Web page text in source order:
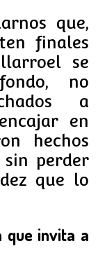
que,
finales
se
no
a
en
hechos
perder
que lo
que invita a